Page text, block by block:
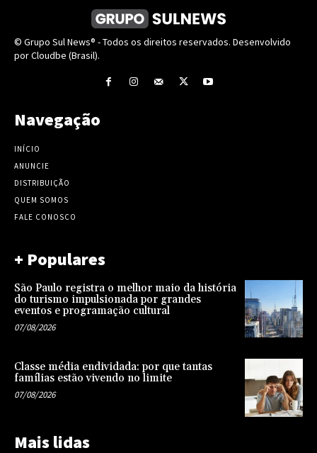
© Grupo Sul News® - Todos os direitos reservados. Desenvolvido
por Cloudbe (Brasil).
Navegação
INÍCIO
ANUNCIE
DISTRIBUIÇÃO
QUEM SOMOS
FALE CONOSCO
+ Populares
São Paulo registra o melhor maio da história
do turismo impulsionada por grandes
eventos e programação cultural
07/08/2026
Classe média endividada: por que tantas
famílias estão vivendo no limite
07/08/2026
Mais lidas